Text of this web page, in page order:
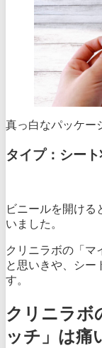
真っ白なパッケー
タイプ：シー
ビニールを開ける
いました。
クリニラボの「マ
と思いきや、シー
す。
クリニラボ
ッチ」は痛